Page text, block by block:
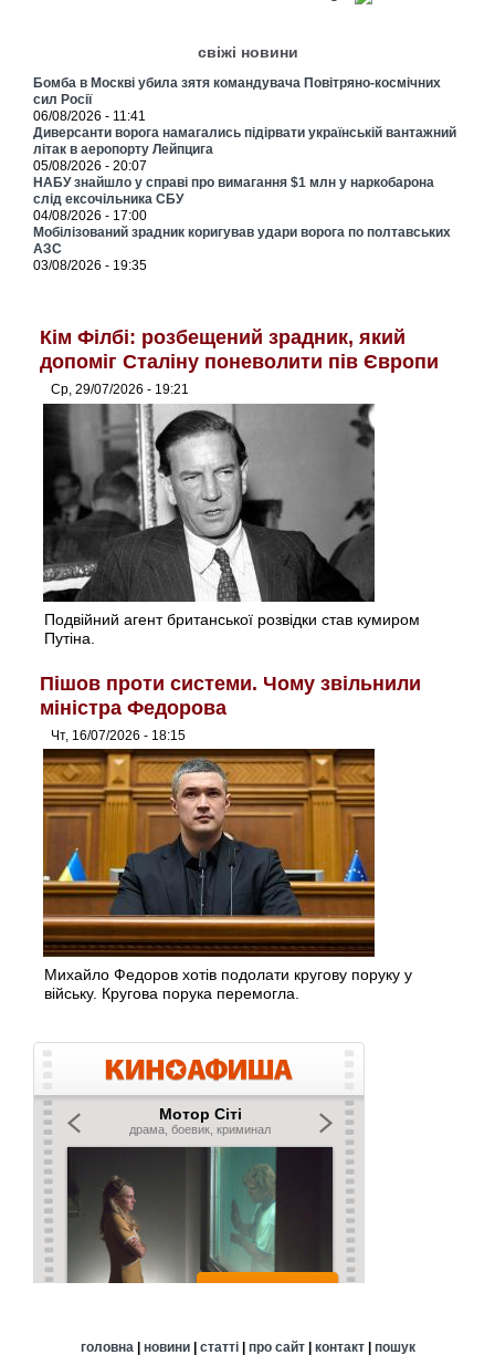
свіжі новини
Бомба в Москві убила зятя командувача Повітряно-космічних
сил Росії
06/08/2026 - 11:41
Диверсанти ворога намагались підірвати українській вантажний
літак в аеропорту Лейпцига
05/08/2026 - 20:07
НАБУ знайшло у справі про вимагання $1 млн у наркобарона
слід ексочільника СБУ
04/08/2026 - 17:00
Мобілізований зрадник коригував удари ворога по полтавських
АЗС
03/08/2026 - 19:35
Кім Філбі: розбещений зрадник, який
допоміг Сталіну поневолити пів Європи
Ср, 29/07/2026 - 19:21
Подвійний агент британської розвідки став кумиром
Путіна.
Пішов проти системи. Чому звільнили
міністра Федорова
Чт, 16/07/2026 - 18:15
Михайло Федоров хотів подолати кругову поруку у
війську. Кругова порука перемогла.
головна | новини| статті| про сайт| контакт| пошук